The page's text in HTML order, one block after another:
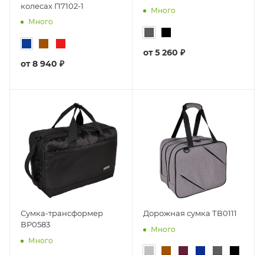
колесах П7102-1
Много
от8 940 ₽
Много
от5 260 ₽
Сумка-трансформер
ВР0583
Много
Дорожная сумка ТВ0111
Много